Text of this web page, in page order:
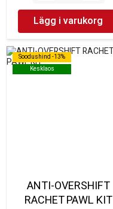
Lägg i varukorg
Soodushind -13%
Kesklaos
Soodushind -13%
Kesklaos
ANTI-OVERSHIFT
RACHET PAWL KIT